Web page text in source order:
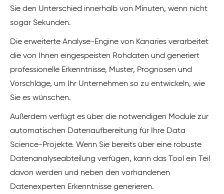
Sie den Unterschied innerhalb von Minuten, wenn nicht
sogar Sekunden.
Die erweiterte Analyse-Engine von Kanaries verarbeitet
die von Ihnen eingespeisten Rohdaten und generiert
professionelle Erkenntnisse, Muster, Prognosen und
Vorschläge, um Ihr Unternehmen so zu entwickeln, wie
Sie es wünschen.
Außerdem verfügt es über die notwendigen Module zur
automatischen Datenaufbereitung für Ihre Data
Science-Projekte. Wenn Sie bereits über eine robuste
Datenanalyseabteilung verfügen, kann das Tool ein Teil
davon werden und neben den vorhandenen
Datenexperten Erkenntnisse generieren.